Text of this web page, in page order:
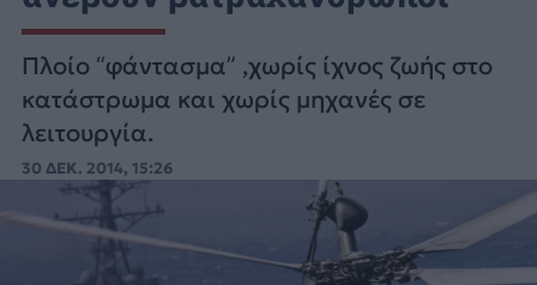
Πλοίο “φάντασμα” ,χωρίς ίχνος ζωής στο
κατάστρωμα και χωρίς μηχανές σε
λειτουργία.
30 ΔΕΚ. 2014, 15:26